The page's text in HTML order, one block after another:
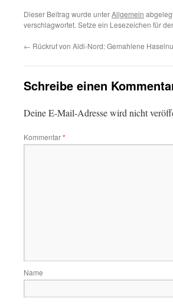
Dieser Beitrag wurde unterAllgemein
verschlagwortet. Setze ein Lesezeichen für
← Rückruf von Aldi-Nord: Gemahlene
Schreibe einen
Deine E-Mail-Adresse wird nicht
Kommentar*
Name